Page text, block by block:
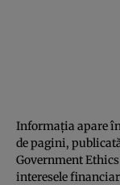
Informația apare
de pagini,
Government
interesele